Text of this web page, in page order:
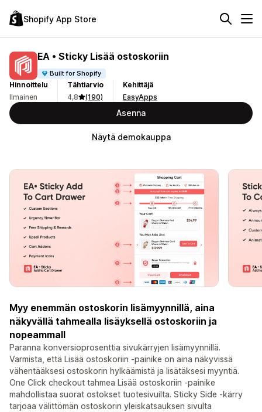
Shopify App Store
EA • Sticky Lisää ostoskoriin
Built for Shopify
Hinnoittelu
Ilmainen
Tähtiarvio
4,8
(190)
Kehittäjä
EasyApps
Asenna
Näytä demokauppa
Myy enemmän ostoskorin lisämyynnillä, aina
näkyvällä tahmealla lisäyksellä ostoskoriin ja
nopeammall
Paranna konversioprosenttia sivukärryjen lisämyynnillä.
Varmista, että Lisää ostoskoriin -painike on aina näkyvissä
vähentääksesi ostoskorin hylkäämistä ja lisätäksesi myyntiä.
One Click checkout tahmea Lisää ostoskoriin -painike
mahdollistaa suorat ostokset tuotesivuilta. Sticky Side -kärry
tarjoaa välittömän ostoskorin yleiskatsauksen sivulta